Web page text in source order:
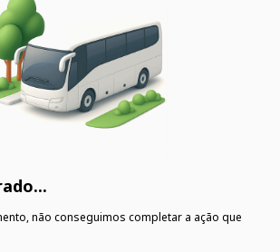
não conseguimos completar a ação que